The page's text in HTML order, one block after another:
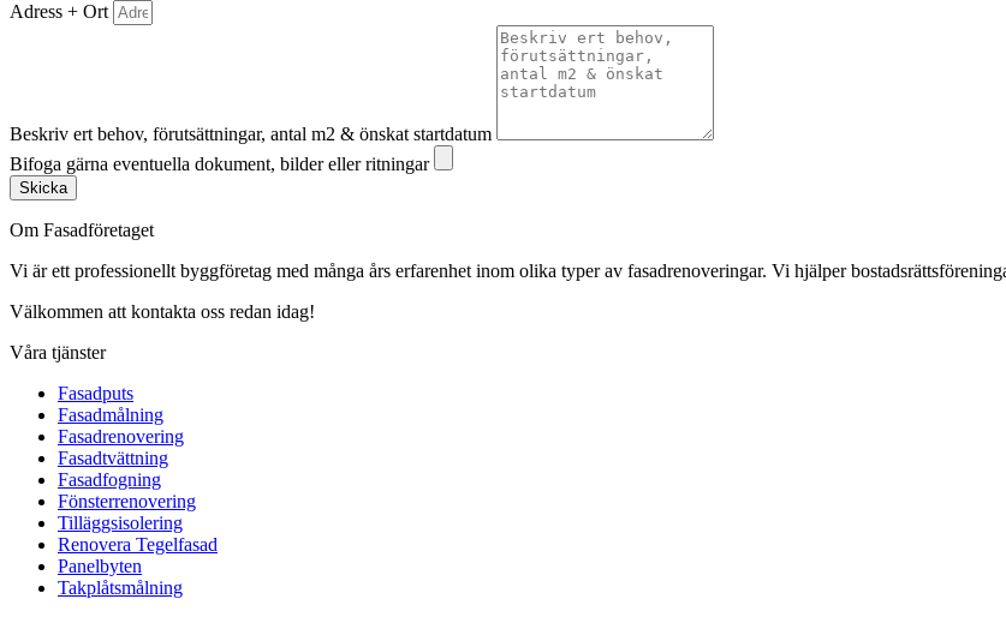
Adress + Ort
Beskriv ert behov, förutsättningar, antal m2 & önskat startdatum
Bifoga gärna eventuella dokument, bilder eller ritningar
Skicka
Om Fasadföretaget
Vi är ett professionellt byggföretag med många års erfarenhet inom olika typer av fasadrenoveringar. Vi hjälper
Välkommen att kontakta oss redan idag!
Våra tjänster
Fasadputs
Fasadmålning
Fasadrenovering
Fasadtvättning
Fasadfogning
Fönsterrenovering
Tilläggsisolering
Renovera Tegelfasad
Panelbyten
Takplåtsmålning